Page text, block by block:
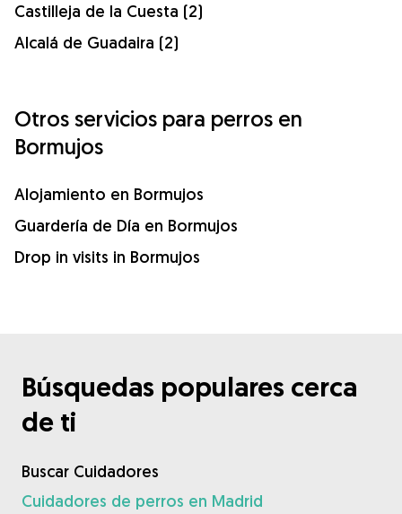
Castilleja de la Cuesta (2)
Alcalá de Guadaira (2)
Otros servicios para perros en
Bormujos
Alojamiento en Bormujos
Guardería de Día en Bormujos
Drop in visits in Bormujos
Búsquedas populares cerca
de ti
Buscar Cuidadores
Cuidadores de perros en Madrid